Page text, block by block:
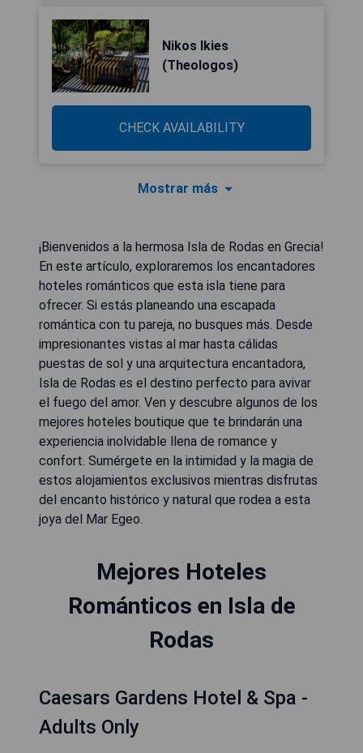
Nikos Ikies
(Theologos)
CHECK AVAILABILITY
Mostrar más
¡Bienvenidos a la hermosa Isla de Rodas en Grecia!
En este artículo, exploraremos los encantadores
hoteles románticos que esta isla tiene para
ofrecer. Si estás planeando una escapada
romántica con tu pareja, no busques más. Desde
impresionantes vistas al mar hasta cálidas
puestas de sol y una arquitectura encantadora,
Isla de Rodas es el destino perfecto para avivar
el fuego del amor. Ven y descubre algunos de los
mejores hoteles boutique que te brindarán una
experiencia inolvidable llena de romance y
confort. Sumérgete en la intimidad y la magia de
estos alojamientos exclusivos mientras disfrutas
del encanto histórico y natural que rodea a esta
joya del Mar Egeo.
Mejores Hoteles
Románticos en Isla de
Rodas
Caesars Gardens Hotel & Spa -
Adults Only